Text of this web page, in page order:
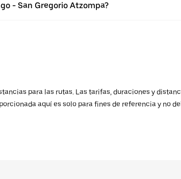
- San Gregorio Atzompa?
para las rutas. Las tarifas, duraciones y
aquí es solo para fines de referencia y no